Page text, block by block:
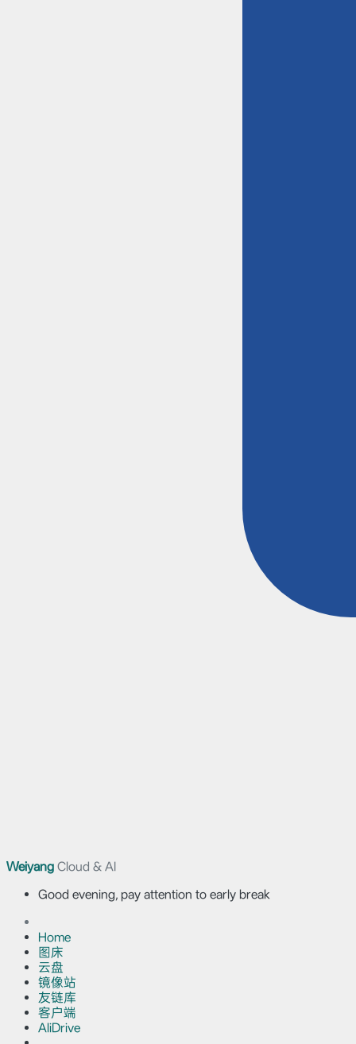
Weiyang Cloud & AI
Good evening, pay attention to early break
Home
图床
云盘
镜像站
友链库
客户端
AliDrive